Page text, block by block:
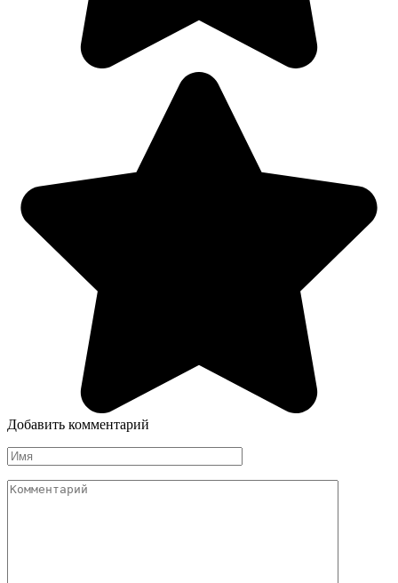
Добавить комментарий
Имя
Комментарий